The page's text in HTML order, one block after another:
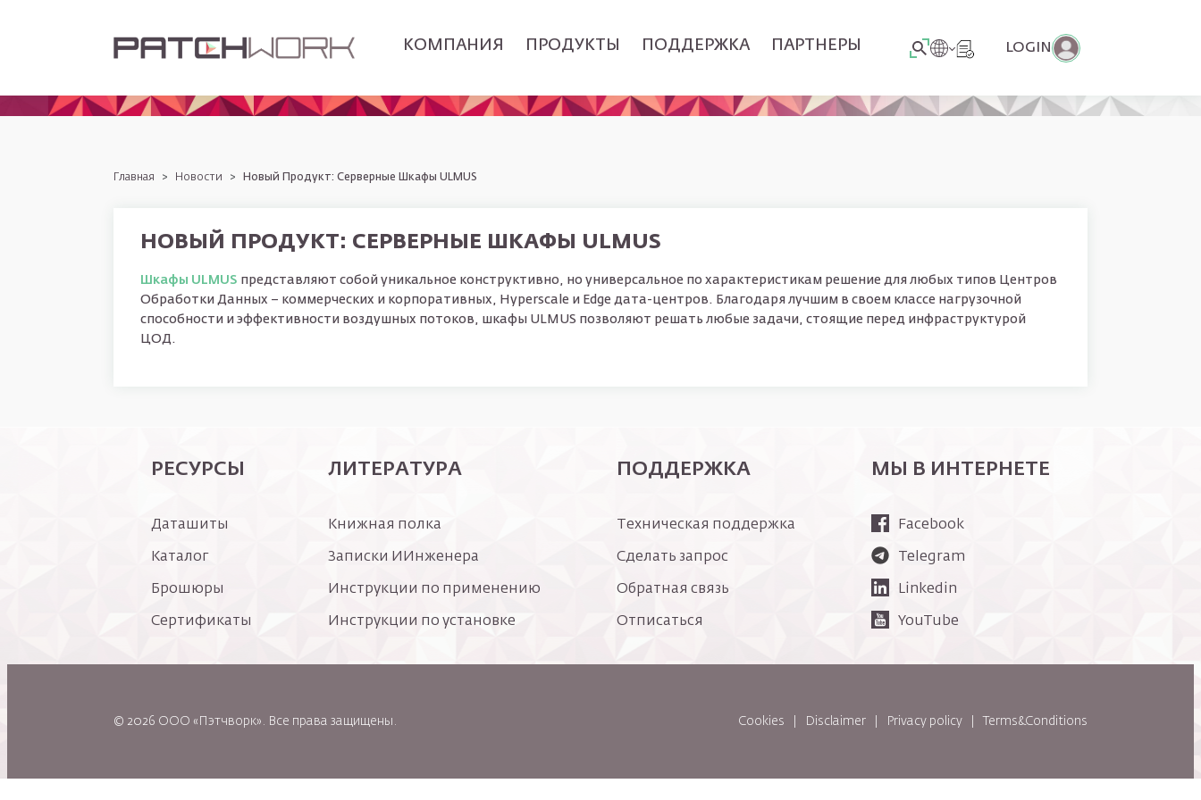
КОМПАНИЯ ПРОДУКТЫ ПОДДЕРЖКА ПАРТНЕРЫ
Меню учётной
LOGIN
Строка навигации
главная новости Новый Продукт: Серверные Шкафы ULMUS
НОВЫЙ ПРОДУКТ: СЕРВЕРНЫЕ ШКАФЫ ULMUS
Шкафы ULMUS представляют собой уникальное конструктивно, но универсальное по характеристикам решение для любых типов Центров
Обработки Данных – коммерческих и корпоративных, Hyperscale и Edge дата-центров. Благодаря лучшим в своем классе нагрузочной
способности и эффективности воздушных потоков, шкафы ULMUS позволяют решать любые задачи, стоящие перед инфраструктурой
ЦОД.
РЕСУРСЫ
Даташиты
Каталог
Брошюры
Сертификаты
ЛИТЕРАТУРА
Книжная полка
Записки ИИнженера
Инструкции по применению
Инструкции по установке
ПОДДЕРЖКА
Техническая поддержка
Сделать запрос
Обратная связь
Отписаться
МЫ В ИНТЕРНЕТЕ
Facebook
Telegram
Linkedin
YouTube
© 2026 ОOO «Пэтчворк». Все права защищены. Cookies Disclaimer Privacy policy Terms&Conditions